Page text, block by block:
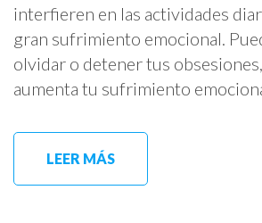
interfieren en las actividades
gran sufrimiento emocional.
olvidar o detener tus
aumenta tu sufrimiento
LEER MÁS